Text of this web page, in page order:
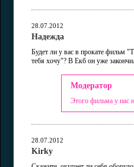
28.07.2012
Надежда
Будет ли у вас в прокате фильм
тебя хочу"? В Екб он уже
Модератор
Этого фильма у нас
28.07.2012
Kirky